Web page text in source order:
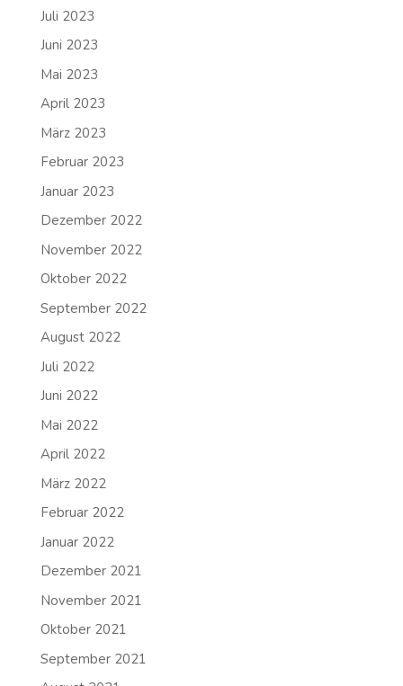
Juli 2023
Juni 2023
Mai 2023
April 2023
März 2023
Februar 2023
Januar 2023
Dezember 2022
November 2022
Oktober 2022
September 2022
August 2022
Juli 2022
Juni 2022
Mai 2022
April 2022
März 2022
Februar 2022
Januar 2022
Dezember 2021
November 2021
Oktober 2021
September 2021